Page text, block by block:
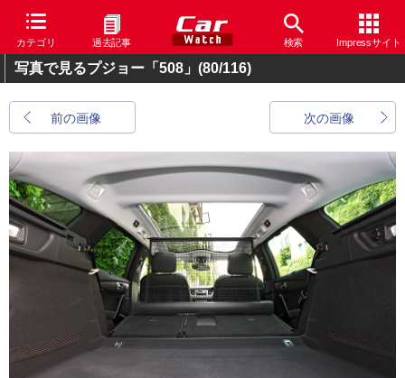
カテゴリ 過去記事 検索 Impressサイト
写真で見るプジョー「508」 (80/116)
前の画像 次の画像